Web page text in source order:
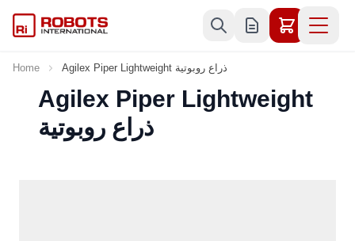
Home Agilex Piper Lightweight ذراع روبوتية
Agilex Piper Lightweight
ذراع روبوتية